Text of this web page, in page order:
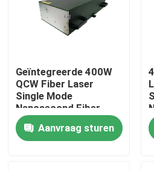
VR-show
Over ons
Fabrieksrondleiding
Kwaliteitscontrole
Geïntegreerde 400W
QCW Fiber Laser
Single Mode
Nanosecond Fiber
Laser
Aanvraag sturen